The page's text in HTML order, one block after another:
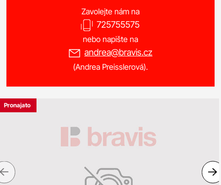
Zavolejte nám na
725755575
nebo napište na
andrea@bravis.cz
(Andrea Preisslerová).
Pronajato